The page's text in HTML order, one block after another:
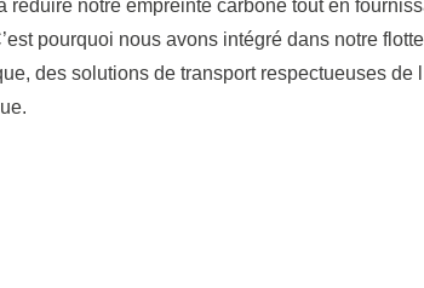
notre empreinte carbone tout en
pourquoi nous avons intégré dans notre
des solutions de transport respectueuses de